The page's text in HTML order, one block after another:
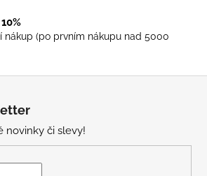
u
nákup (po prvním nákupu nad 5000
novinky či slevy!